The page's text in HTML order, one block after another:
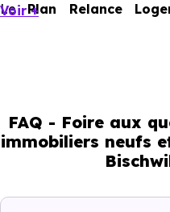
LePlan Relance
orientent les bons
comportent pas de la
ne répondent pas à la
Voir +
FAQ - Foire aux
immobiliers neufs